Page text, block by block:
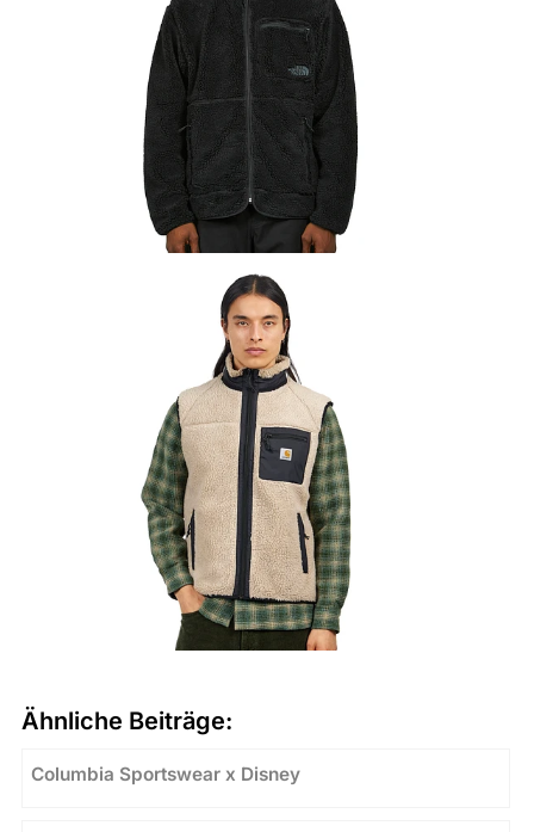
Ähnliche Beiträge:
Columbia Sportswear x Disney